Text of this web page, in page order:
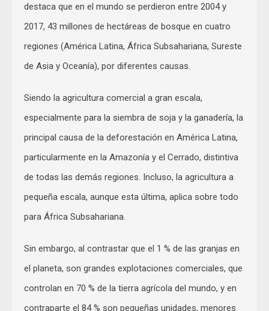
destaca que en el mundo se perdieron entre 2004 y
2017, 43 millones de hectáreas de bosque en cuatro
regiones (América Latina, África Subsahariana, Sureste
de Asia y Oceanía), por diferentes causas.
Siendo la agricultura comercial a gran escala,
especialmente para la siembra de soja y la ganadería, la
principal causa de la deforestación en América Latina,
particularmente en la Amazonía y el Cerrado, distintiva
de todas las demás regiones. Incluso, la agricultura a
pequeña escala, aunque esta última, aplica sobre todo
para África Subsahariana.
Sin embargo, al contrastar que el 1 % de las granjas en
el planeta, son grandes explotaciones comerciales, que
controlan en 70 % de la tierra agrícola del mundo, y en
contraparte el 84 % son pequeñas unidades, menores